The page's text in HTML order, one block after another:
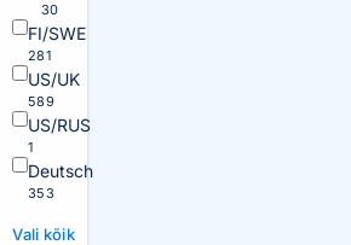
30
FI/SWE
281
US/UK
589
US/RUS
1
Deutsch
353
Vali kõik